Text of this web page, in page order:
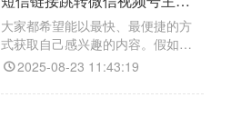
到小程序的任意页面，还能搞定小
程序码相关跳转哦！​
大家都希望能以最快、最便捷的方
式获取自己感兴趣的内容。假如你
收到一条短信，里面有个链接，点
主页，或者观看特定视频，甚至进
2025-08-23 11:43:19